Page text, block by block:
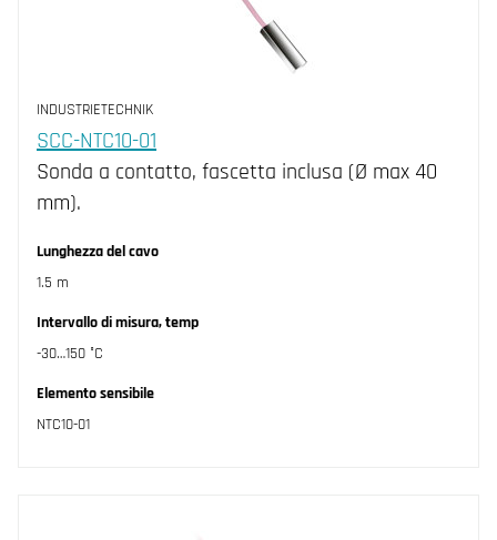
INDUSTRIETECHNIK
SCC-NTC10-01
Sonda a contatto, fascetta inclusa (Ø max 40
mm).
Lunghezza del cavo
1.5 m
Intervallo di misura, temp
-30…150 °C
Elemento sensibile
NTC10-01